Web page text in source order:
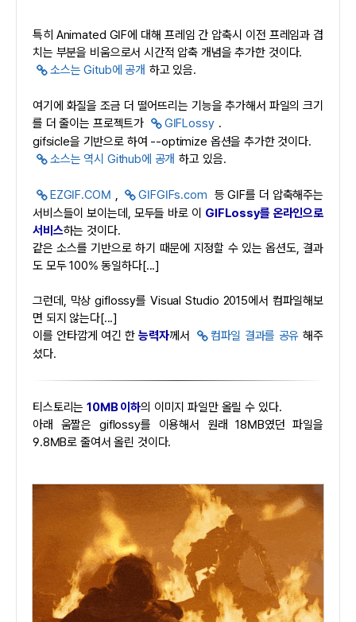
특히 Animated GIF에 대해 프레임 간 압축시 이전 프레임과 겹
치는 부분을 비움으로서 시간적 압축 개념을 추가한 것이다.
소스는 Gitub에 공개 하고 있음.
여기에 화질을 조금 더 떨어뜨리는 기능을 추가해서 파일의 크기
를 더 줄이는 프로젝트가
GIFLossy .
gifsicle을 기반으로 하여 --optimize 옵션을 추가한 것이다.
소스는 역시 Github에 공개 하고 있음.
EZGIF.COM , GIFGIFs.com 등 GIF를 더 압축해주는
서비스들이 보이는데, 모두들 바로 이 GIFLossy를 온라인으로
서비스하는 것이다.
같은 소스를 기반으로 하기 때문에 지정할 수 있는 옵션도, 결과
도 모두 100% 동일하다[...]
그런데, 막상 giflossy를 Visual Studio 2015에서 컴파일해보
면 되지 않는다[...]
이를 안타깝게 여긴 한능력자께서 컴파일 결과를 공유 해주
셨다.
티스토리는10MB 이하의 이미지 파일만 올릴 수 있다.
아래 움짤은 giflossy를 이용해서 원래 18MB였던 파일을
9.8MB로 줄여서 올린 것이다.